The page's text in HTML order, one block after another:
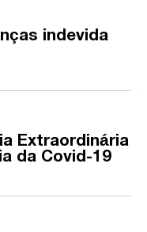
indevida
Extraordinária
da Covid-19